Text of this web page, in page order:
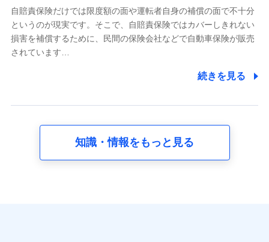
又は株式会社NTTドコモが提供する各種サービスのご契
約状態・ご利用履歴インターネット利用時の行動に関す
る情報、アプリケーション利用時の行動に関する情報、
購入されたサービスや商品の名称・購入場所・決済に関
する情報、アンケートの回答に関する情報などが含まれ
の内容、保険料、保険料のお支払方法、車のメーカーや
走行距離などの情報、建物の構造や築年数などの情報、
自賠責保険だけでは限度額の面や運転者自身の補償の面で不十分
というのが現実です。そこで、自賠責保険ではカバーしきれない
損害を補償するために、民間の保険会社などで自動車保険が販売
されています…
続きを見る
知識・情報をもっと見る